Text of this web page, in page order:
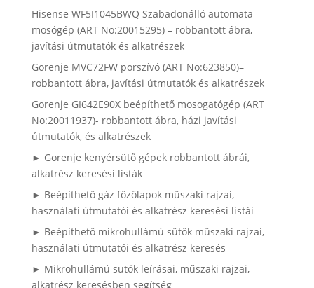
Hisense WF5I1045BWQ Szabadonálló automata
mosógép (ART No:20015295) – robbantott ábra,
javítási útmutatók és alkatrészek
Gorenje MVC72FW porszívó (ART No:623850)–
robbantott ábra, javítási útmutatók és alkatrészek
Gorenje GI642E90X beépíthető mosogatógép (ART
No:20011937)- robbantott ábra, házi javítási
útmutatók, és alkatrészek
► Gorenje kenyérsütő gépek robbantott ábrái,
alkatrész keresési listák
► Beépíthető gáz főzőlapok műszaki rajzai,
használati útmutatói és alkatrész keresési listái
► Beépíthető mikrohullámú sütők műszaki rajzai,
használati útmutatói és alkatrész keresés
► Mikrohullámú sütők leírásai, műszaki rajzai,
alkatrész keresésben segítség